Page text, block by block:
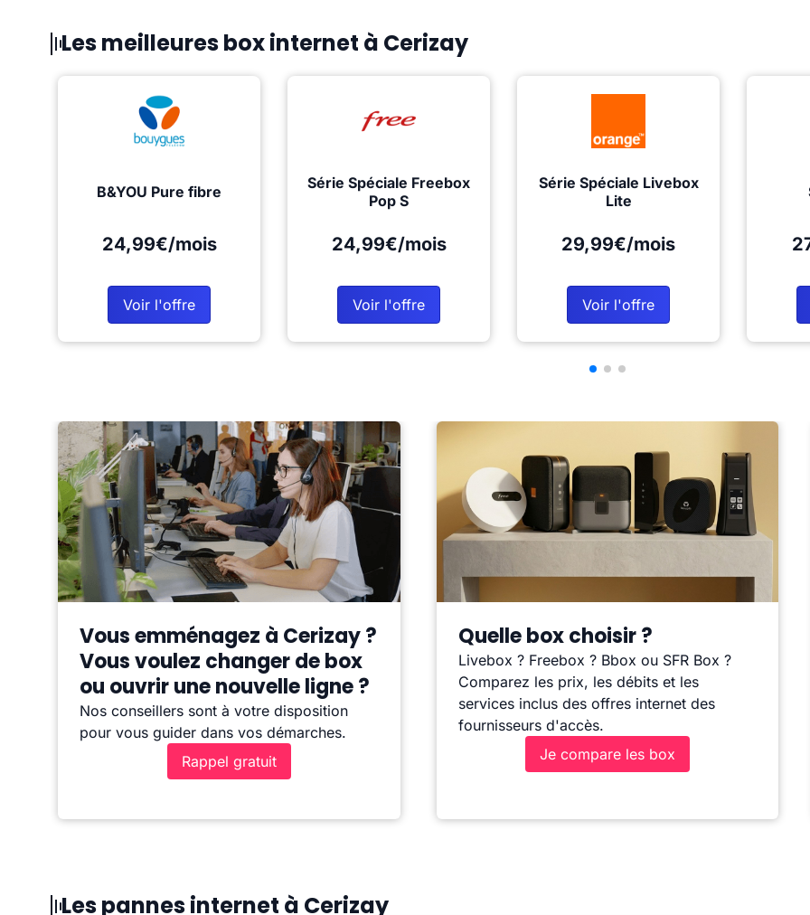
Les meilleures box internet à Cerizay
B&YOU Pure fibre
24,99€/mois
Voir l'offre
Série Spéciale Freebox
Pop S
24,99€/mois
Voir l'offre
Série Spéciale Livebox
Lite
29,99€/mois
Voir l'offre
Vous emménagez à Cerizay ?
Vous voulez changer de box
ou ouvrir une nouvelle ligne ?
Nos conseillers sont à votre disposition
pour vous guider dans vos démarches.
Rappel gratuit
Quelle box choisir ?
Livebox ? Freebox ? Bbox ou SFR Box ?
Comparez les prix, les débits et les
services inclus des offres internet des
fournisseurs d'accès.
Je compare les box
Les pannes internet à Cerizay